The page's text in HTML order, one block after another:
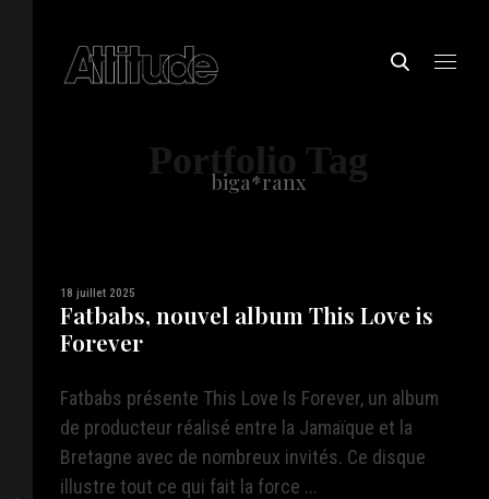
Portfolio Tag
biga*ranx
18 juillet 2025
Fatbabs, nouvel album This Love is
Forever
Fatbabs présente This Love Is Forever, un album
de producteur réalisé entre la Jamaïque et la
Bretagne avec de nombreux invités. Ce disque
illustre tout ce qui fait la force ...